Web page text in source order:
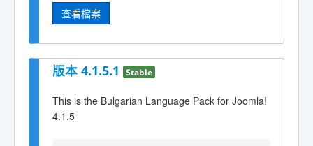
查看檔案
版本 4.1.5.1 Stable
This is the Bulgarian Language Pack for Joomla!
4.1.5